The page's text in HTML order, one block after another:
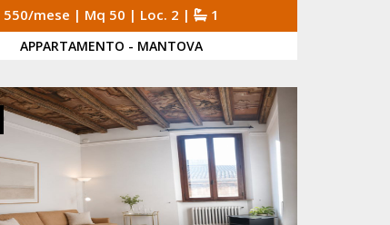
550/mese | Mq 50 | Loc. 2 | 1
APPARTAMENTO - MANTOVA